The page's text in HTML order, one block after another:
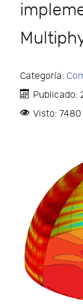
Categoría:
Publicado:
Visto: 7480